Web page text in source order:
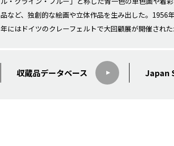
品など、独創的な絵画や立体作品を生み出した。1956
年にはドイツのクレーフェルトで大回顧展が開催され
収蔵品データベース Japan